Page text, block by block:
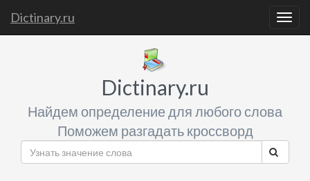
Dictinary.ru
Dictinary.ru
Найдем определение для любого слова
Поможем разгадать кроссворд